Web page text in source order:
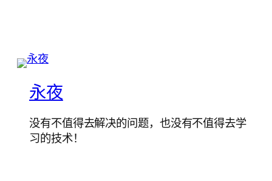
永夜
没有不值得去解决的问题，也没有不值得去学
习的技术！